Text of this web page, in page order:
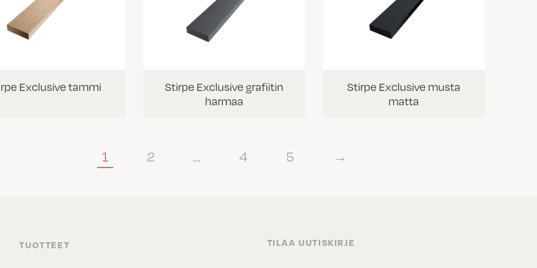
Exclusive tammi
Stirpe Exclusive grafiitin
harmaa
Stirpe Exclusive musta
matta
1 2 … 4 5 →
TUOTTEET TILAA UUTISKIRJE